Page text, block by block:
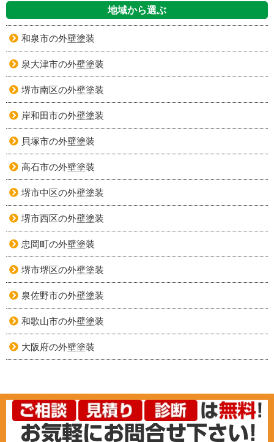
地域から選ぶ
和泉市の外壁塗装
泉大津市の外壁塗装
堺市南区の外壁塗装
岸和田市の外壁塗装
貝塚市の外壁塗装
高石市の外壁塗装
堺市中区の外壁塗装
堺市西区の外壁塗装
忠岡町の外壁塗装
堺市堺区の外壁塗装
泉佐野市の外壁塗装
和歌山市の外壁塗装
大阪府の外壁塗装